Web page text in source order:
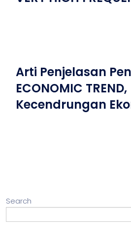
Arti Penjelasan
ECONOMIC TREND,
Kecendrungan
Search